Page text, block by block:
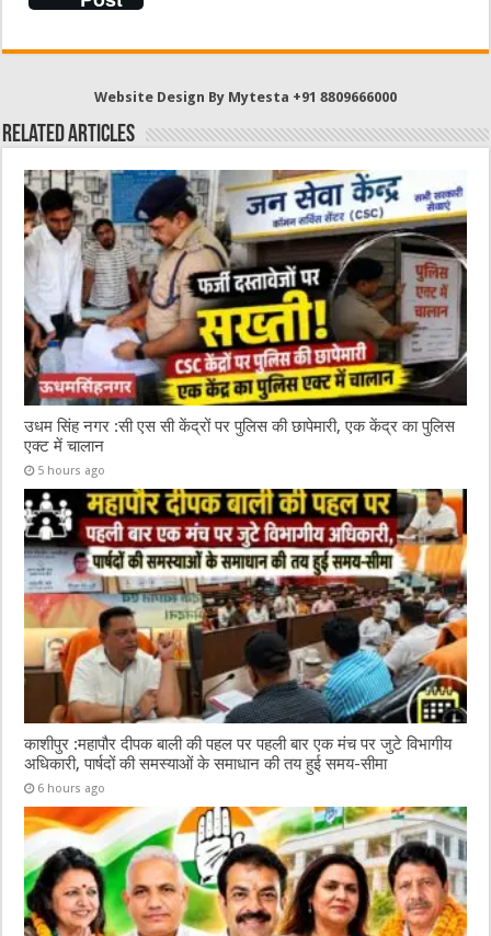
c
e
o
o
k
it
te
r
h
at
l
s
A
p
p
Website Design By Mytesta +91 8809666000
Related Articles
उधम सिंह नगर :सी एस सी केंद्रों पर पुलिस की छापेमारी, एक केंद्र का पुलिस
एक्ट में चालान
5 hours ago
काशीपुर :महापौर दीपक बाली की पहल पर पहली बार एक मंच पर जुटे विभागीय
अधिकारी, पार्षदों की समस्याओं के समाधान की तय हुई समय-सीमा
6 hours ago